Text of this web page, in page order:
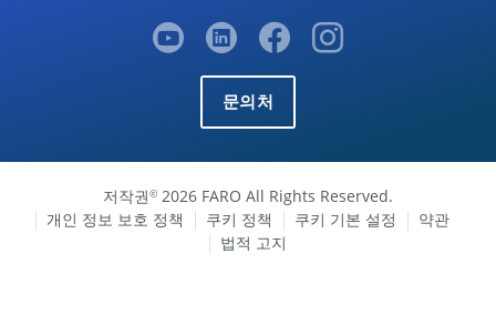
문의처
저작권© 2026 FARO All Rights Reserved.
개인 정보 보호 정책
쿠키 정책 쿠키 기본 설정
약관
법적 고지